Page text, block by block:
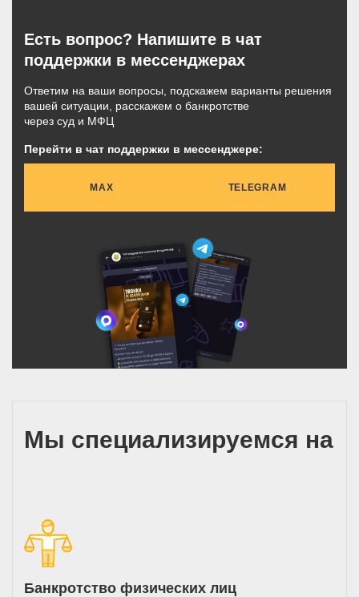
Есть вопрос? Напишите в чат
поддержки в мессенджерах
Ответим на ваши вопросы, подскажем варианты решения
вашей ситуации, расскажем о банкротстве
через суд и МФЦ
Перейти в чат поддержки в мессенджере:
MAX TELEGRAM
Мы специализируемся на
Банкротство физических лиц